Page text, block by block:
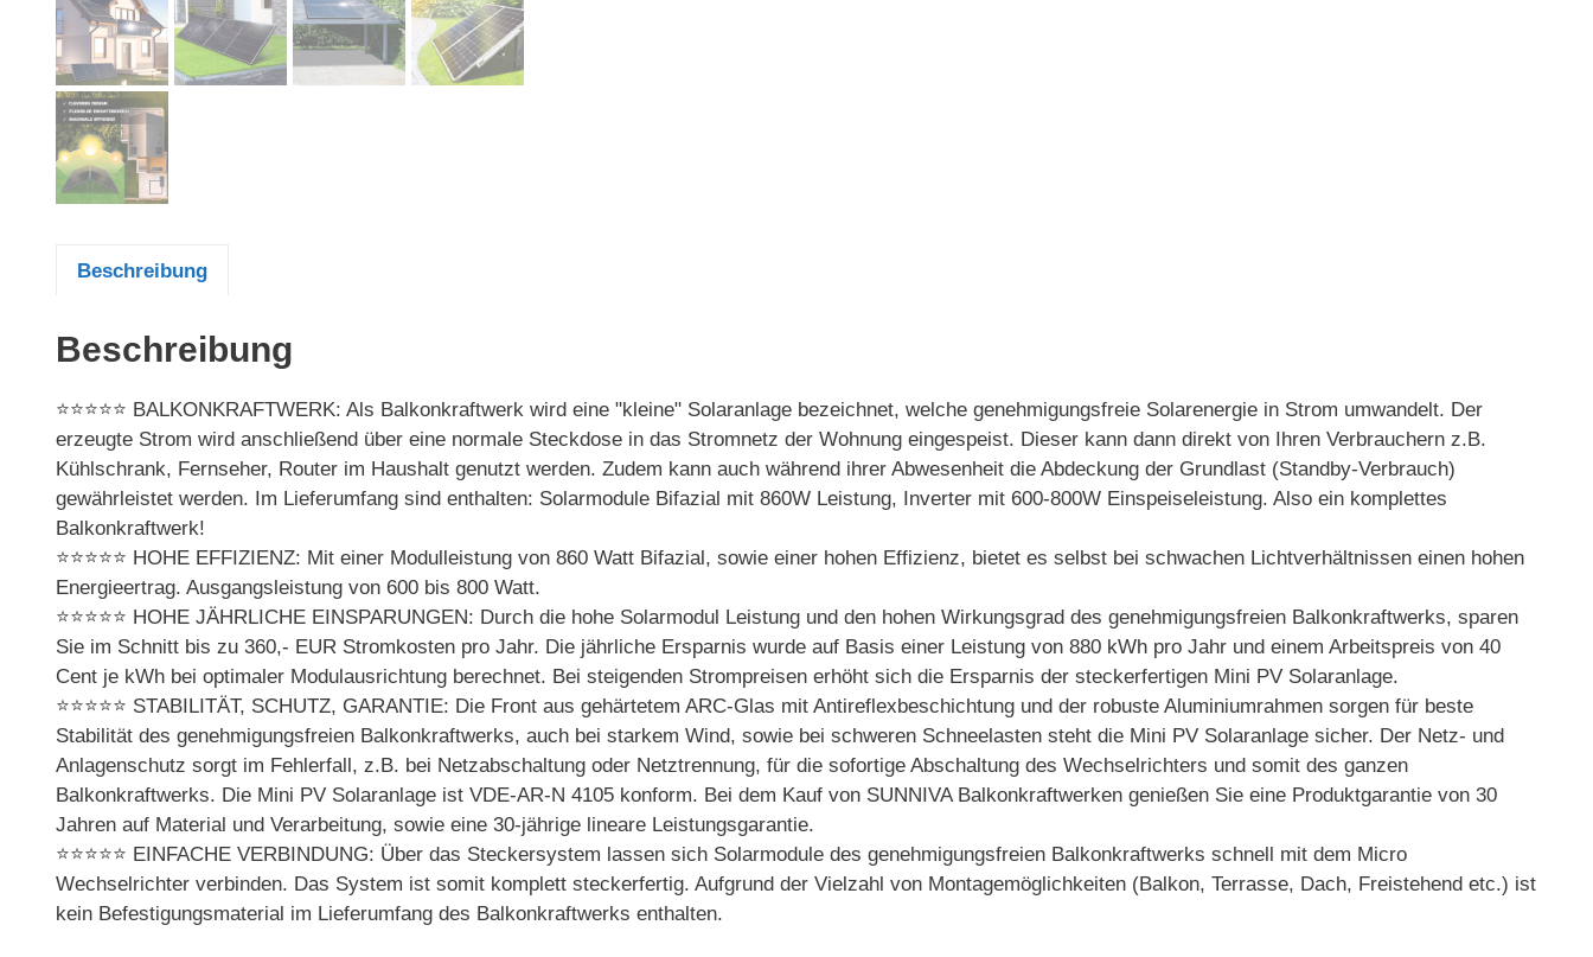
Beschreibung
Beschreibung
⭐⭐⭐⭐⭐ BALKONKRAFTWERK: Als Balkonkraftwerk wird eine "kleine" Solaranlage bezeichnet, welche genehmigungsfreie Solarenergie in Strom umwandelt. Der
erzeugte Strom wird anschließend über eine normale Steckdose in das Stromnetz der Wohnung eingespeist. Dieser kann dann direkt von Ihren Verbrauchern z.B.
Kühlschrank, Fernseher, Router im Haushalt genutzt werden. Zudem kann auch während ihrer Abwesenheit die Abdeckung der Grundlast (Standby-Verbrauch)
gewährleistet werden. Im Lieferumfang sind enthalten: Solarmodule Bifazial mit 860W Leistung, Inverter mit 600-800W Einspeiseleistung. Also ein komplettes
Balkonkraftwerk!
⭐⭐⭐⭐⭐ HOHE EFFIZIENZ: Mit einer Modulleistung von 860 Watt Bifazial, sowie einer hohen Effizienz, bietet es selbst bei schwachen Lichtverhältnissen einen hohen
Energieertrag. Ausgangsleistung von 600 bis 800 Watt.
⭐⭐⭐⭐⭐ HOHE JÄHRLICHE EINSPARUNGEN: Durch die hohe Solarmodul Leistung und den hohen Wirkungsgrad des genehmigungsfreien Balkonkraftwerks, sparen
Sie im Schnitt bis zu 360,- EUR Stromkosten pro Jahr. Die jährliche Ersparnis wurde auf Basis einer Leistung von 880 kWh pro Jahr und einem Arbeitspreis von 40
Cent je kWh bei optimaler Modulausrichtung berechnet. Bei steigenden Strompreisen erhöht sich die Ersparnis der steckerfertigen Mini PV Solaranlage.
⭐⭐⭐⭐⭐ STABILITÄT, SCHUTZ, GARANTIE: Die Front aus gehärtetem ARC-Glas mit Antireflexbeschichtung und der robuste Aluminiumrahmen sorgen für beste
Stabilität des genehmigungsfreien Balkonkraftwerks, auch bei starkem Wind, sowie bei schweren Schneelasten steht die Mini PV Solaranlage sicher. Der Netz- und
Anlagenschutz sorgt im Fehlerfall, z.B. bei Netzabschaltung oder Netztrennung, für die sofortige Abschaltung des Wechselrichters und somit des ganzen
Balkonkraftwerks. Die Mini PV Solaranlage ist VDE-AR-N 4105 konform. Bei dem Kauf von SUNNIVA Balkonkraftwerken genießen Sie eine Produktgarantie von 30
Jahren auf Material und Verarbeitung, sowie eine 30-jährige lineare Leistungsgarantie.
⭐⭐⭐⭐⭐ EINFACHE VERBINDUNG: Über das Steckersystem lassen sich Solarmodule des genehmigungsfreien Balkonkraftwerks schnell mit dem Micro
Wechselrichter verbinden. Das System ist somit komplett steckerfertig. Aufgrund der Vielzahl von Montagemöglichkeiten (Balkon, Terrasse, Dach, Freistehend etc.) ist
kein Befestigungsmaterial im Lieferumfang des Balkonkraftwerks enthalten.